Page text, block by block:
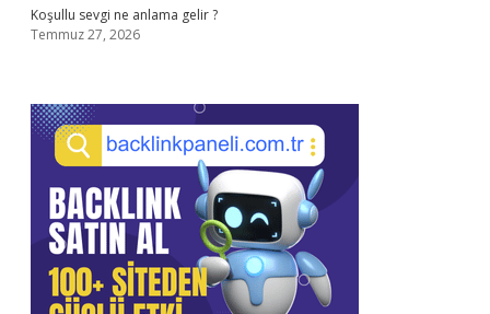
Koşullu sevgi ne anlama gelir ?
Temmuz 27, 2026